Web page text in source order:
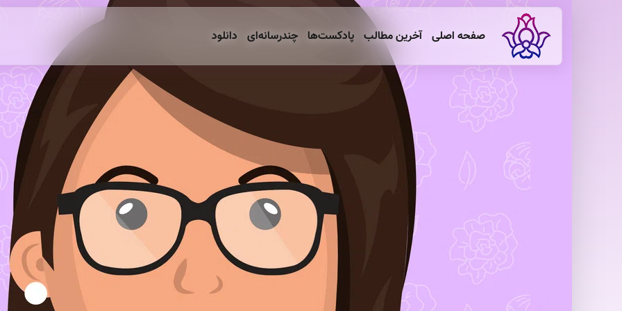
صفحه اصلی آخرین مطالب پادکست‌ها چندرسانه‌ای دانلود